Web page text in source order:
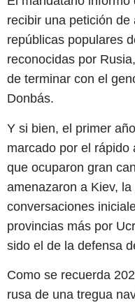
recibir una petición
repúblicas populares
reconocidas por
de terminar con el
Donbás.
Y si bien, el primer
marcado por el rápido
que ocuparon gran
amenazaron a Kiev,
conversaciones
provincias más por
sido el de la defensa
Como se recuerda
rusa de una tregua